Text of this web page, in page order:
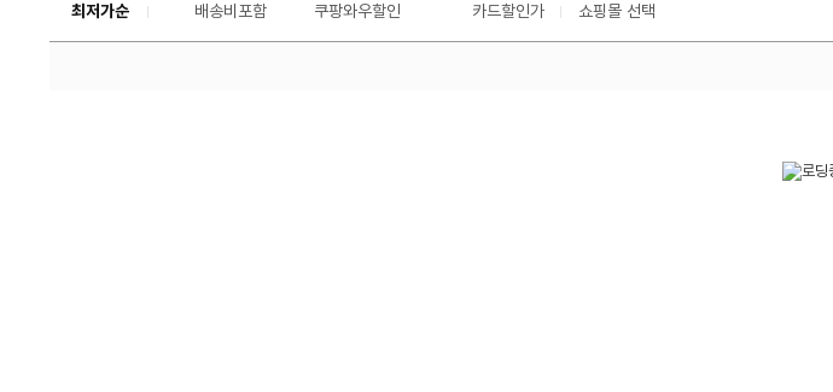
최저가순 배송비포함 쿠팡와우할인
보
카드할인가 쇼핑몰 선택